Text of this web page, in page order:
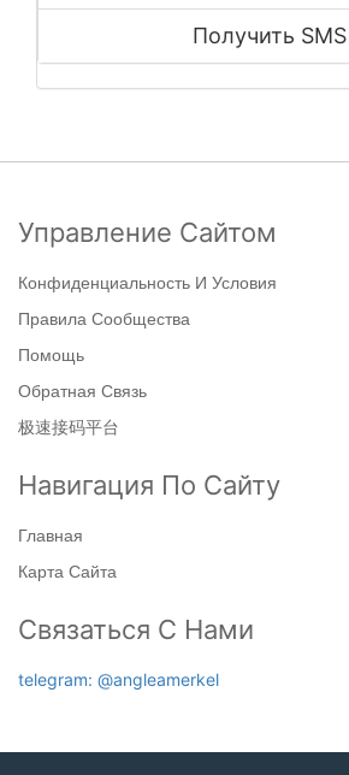
Получить SMS
Управление Сайтом
Конфиденциальность И Условия
Правила Сообщества
Помощь
Обратная Связь
极速接码平台
Навигация По Сайту
Главная
Карта Сайта
Связаться С Нами
telegram: @angleamerkel